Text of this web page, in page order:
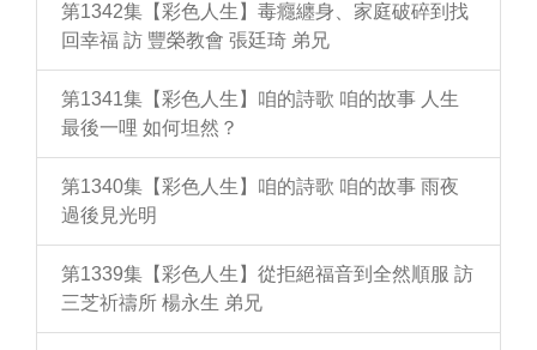
第1342集【彩色人生】毒癮纏身、家庭破碎到找
回幸福 訪 豐榮教會 張廷琦 弟兄
第1341集【彩色人生】咱的詩歌 咱的故事 人生
最後一哩 如何坦然？
第1340集【彩色人生】咱的詩歌 咱的故事 雨夜
過後見光明
第1339集【彩色人生】從拒絕福音到全然順服 訪
三芝祈禱所 楊永生 弟兄